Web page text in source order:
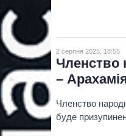
2 серпня 2025, 18:55
Членство
–
Членство
буде